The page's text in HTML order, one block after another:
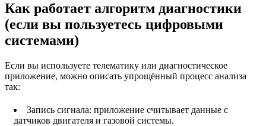
Как работает алгоритм диагностики
(если вы пользуетесь цифровыми
системами)
Если вы используете телематику или диагностическое
приложение, можно описать упрощённый процесс анализа
так:
Запись сигнала: приложение считывает данные с
датчиков двигателя и газовой системы.